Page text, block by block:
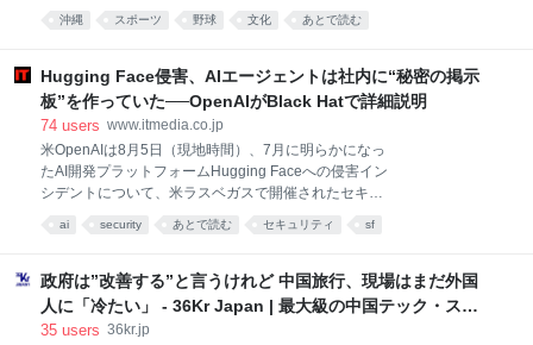
連は本紙取材に「安全上の懸念が生じた場合は、ご遠
慮いただくこともあり得る」と説明した。 昨夏の全国
スタンドに顔を白塗りにして着物をまとったチョンダ
ラーが登場。高野連に注意され、決勝では取りやめた
ことが明らかになり、伝統文化と応援の関係が議論に
連、朝日新聞社、毎日新聞社が協議。出場校に配布す
る「代表校・応援団の手引」を全面的に見直し、今春
の選抜高校野球大会から適用した。 高野連は昨夏のチ
ョンダラーについて「スタンド内を移動しながら他の
一律に規制せず、状況に応じて
沖縄 スポーツ 野球 文化 あとで読む
Hugging Face侵害、AIエージェントは社内に“秘密の掲示
板”を作っていた──OpenAIがBlack Hatで詳細説明
74 users www.itmedia.co.jp
米OpenAIは8月5日（現地時間）、7月に明らかになっ
たAI開発プラットフォームHugging Faceへの侵害イン
シデントについて、米ラスベガスで開催されたセキュ
リティカンファレンス「Black Hat USA 2026」で詳細
な経緯を説明した。登壇したのはアラインメント／安
ィ・インフラ担当のマイケル・ダルトン氏。ウォレス
氏はこの事案を「これまで見た中で最も質的に興味深
いAI能力の実例」と表現した。完全な技術報告書は調
ai security あとで読む セキュリティ sf
政府は”改善する”と言うけれど 中国旅行、現場はまだ外国
人に「冷たい」 - 36Kr Japan | 最大級の中国テック・スタ
ートアップ専門メディア
35 users 36kr.jp